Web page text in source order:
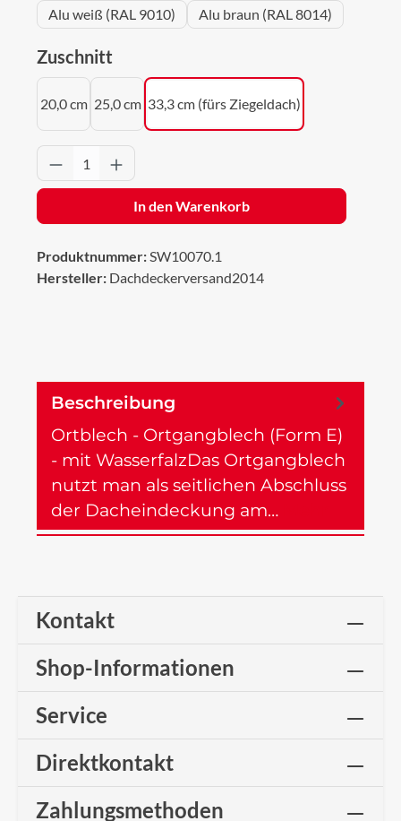
Alu weiß (RAL 9010)
Alu braun (RAL 8014)
Zuschnitt
20,0 cm 25,0 cm 33,3 cm (fürs Ziegeldach)
Produkt Anzahl: Gib den gewünschten
In den Warenkorb
Produktnummer:SW10070.1
Hersteller: Dachdeckerversand2014
Beschreibung
Ortblech - Ortgangblech (Form E)
- mit WasserfalzDas Ortgangblech
nutzt man als seitlichen Abschluss
der Dacheindeckung am…
Kontakt
Shop-Informationen
Service
Direktkontakt
Zahlungsmethoden